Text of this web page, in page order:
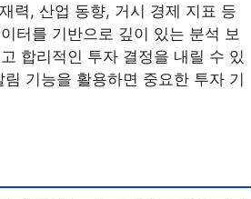
력, 산업 동향, 거시 경제 지표 등
터를 기반으로 깊이 있는 분석 보
합리적인 투자 결정을 내릴 수 있
기능을 활용하면 중요한 투자 기